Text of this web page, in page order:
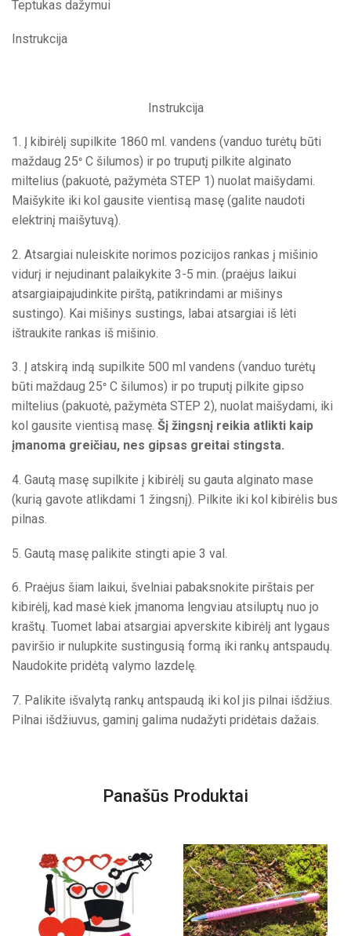
Teptukas dažymui
Instrukcija
Instrukcija
1. Į kibirėlį supilkite 1860 ml. vandens (vanduo turėtų būti
maždaug 25° C šilumos) ir po truputį pilkite alginato
miltelius (pakuotė, pažymėta STEP 1) nuolat maišydami.
Maišykite iki kol gausite vientisą masę (galite naudoti
elektrinį maišytuvą).
2. Atsargiai nuleiskite norimos pozicijos rankas į mišinio
vidurį ir nejudinant palaikykite 3-5 min. (praėjus laikui
atsargiaipajudinkite pirštą, patikrindami ar mišinys
sustingo). Kai mišinys sustings, labai atsargiai iš lėti
ištraukite rankas iš mišinio.
3. Į atskirą indą supilkite 500 ml vandens (vanduo turėtų
būti maždaug 25° C šilumos) ir po truputį pilkite gipso
miltelius (pakuotė, pažymėta STEP 2), nuolat maišydami, iki
kol gausite vientisą masę. Šį žingsnį reikia atlikti kaip
įmanoma greičiau, nes gipsas greitai stingsta.
4. Gautą masę supilkite į kibirėlį su gauta alginato mase
(kurią gavote atlikdami 1 žingsnį). Pilkite iki kol kibirėlis bus
pilnas.
5. Gautą masę palikite stingti apie 3 val.
6. Praėjus šiam laikui, švelniai pabaksnokite pirštais per
kibirėlį, kad masė kiek įmanoma lengviau atsiluptų nuo jo
kraštų. Tuomet labai atsargiai apverskite kibirėlį ant lygaus
paviršio ir nulupkite sustingusią formą iki rankų antspaudų.
Naudokite pridėtą valymo lazdelę.
7. Palikite išvalytą rankų antspaudą iki kol jis pilnai išdžius.
Pilnai išdžiuvus, gaminį galima nudažyti pridėtais dažais.
Panašūs Produktai